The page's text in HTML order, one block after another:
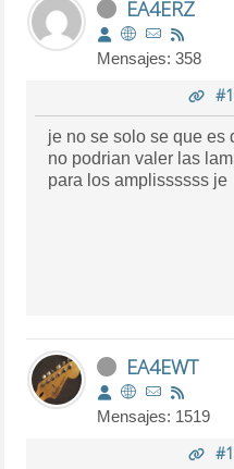
EA4ERZ
Mensajes: 358
je no se solo se que es
no podrian valer las
para los amplissssss je
EA4EWT
Mensajes: 1519